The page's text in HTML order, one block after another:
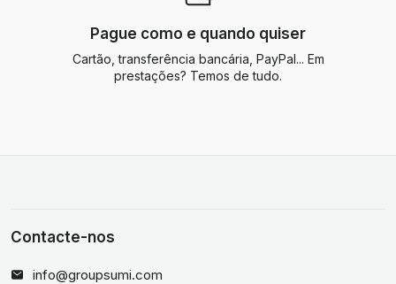
Pague como e quando quiser
Cartão, transferência bancária, PayPal... Em
prestações? Temos de tudo.
Contacte-nos
info@groupsumi.com